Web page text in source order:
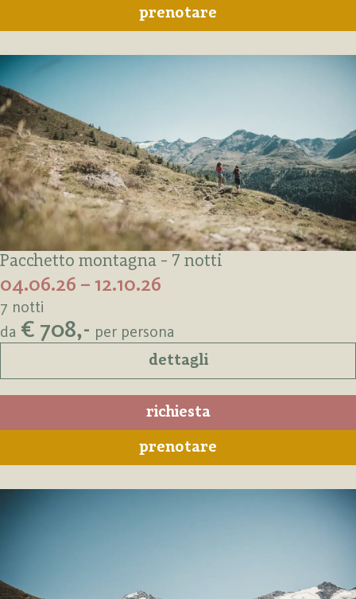
prenotare
Pacchetto montagna - 7 notti
04.06.26 – 12.10.26
7 notti
da € 708,- per persona
dettagli
richiesta
prenotare